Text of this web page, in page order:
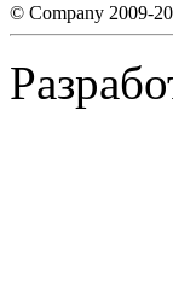
© Company 2009-